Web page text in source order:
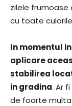
zilele
cu toate
In momentul
aplicare
stabilirea
in gradina. Ar
de foarte multa